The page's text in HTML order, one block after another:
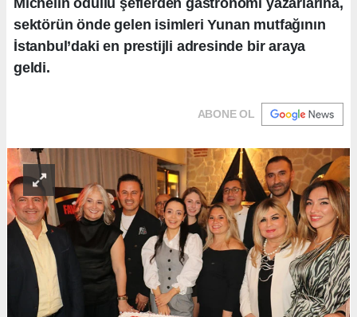
sektörün önde gelen isimleri Yunan mutfağının
İstanbul’daki en prestijli adresinde bir araya
geldi.
ABONE OL